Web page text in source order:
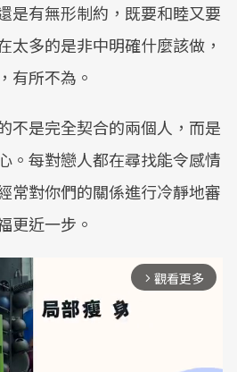
是有無形制約，既要和睦又要
多的是非中明確什麼該做，
有所不為。
不是完全契合的兩個人，而是
。每對戀人都在尋找能令感情
常對你們的關係進行冷靜地審
更近一步。
arrow_forward_ios 觀看更多